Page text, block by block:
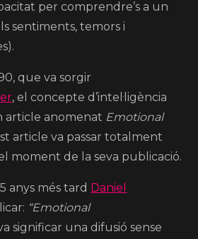
per comprendre’s a un
sentiments, temors i
que va sorgir
, el concepte d’intel·ligència
article anomenat Emotional
article va passar totalment
moment de la seva publicació.
anys més tard Daniel
“Emotional
significar una difusió sense